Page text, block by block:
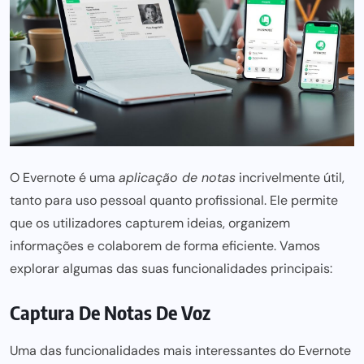
O Evernote é uma aplicação de notas incrivelmente útil,
tanto para uso pessoal quanto profissional. Ele permite
que os utilizadores capturem ideias, organizem
informações e colaborem de forma eficiente. Vamos
explorar algumas das suas funcionalidades principais:
Captura De Notas De Voz
Uma das funcionalidades mais interessantes do Evernote